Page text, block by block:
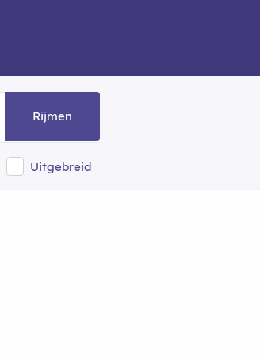
Rijmen
Uitgebreid